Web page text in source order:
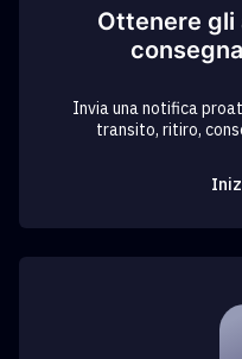
Ottenere gli
Invia una notifica
transito, ritiro,